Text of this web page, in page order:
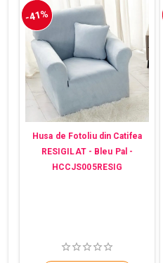
-41%
Husa de Fotoliu din Catifea
RESIGILAT - Bleu Pal -
HCCJS005RESIG